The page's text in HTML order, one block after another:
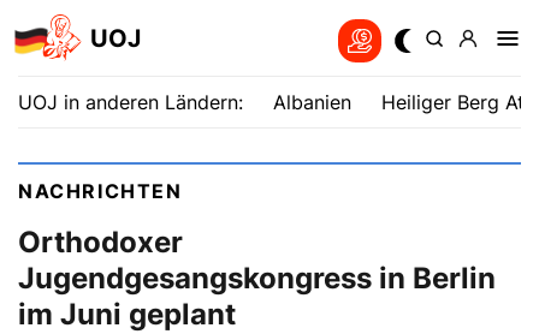
UOJ
UOJ in anderen Ländern: Albanien Heiliger Berg
NACHRICHTEN
Orthodoxer
Jugendgesangskongress in Berlin
im Juni geplant